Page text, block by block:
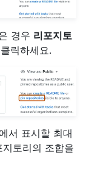
경우 리포지토
릭하세요.
서 표시할 최대
토리의 조합을